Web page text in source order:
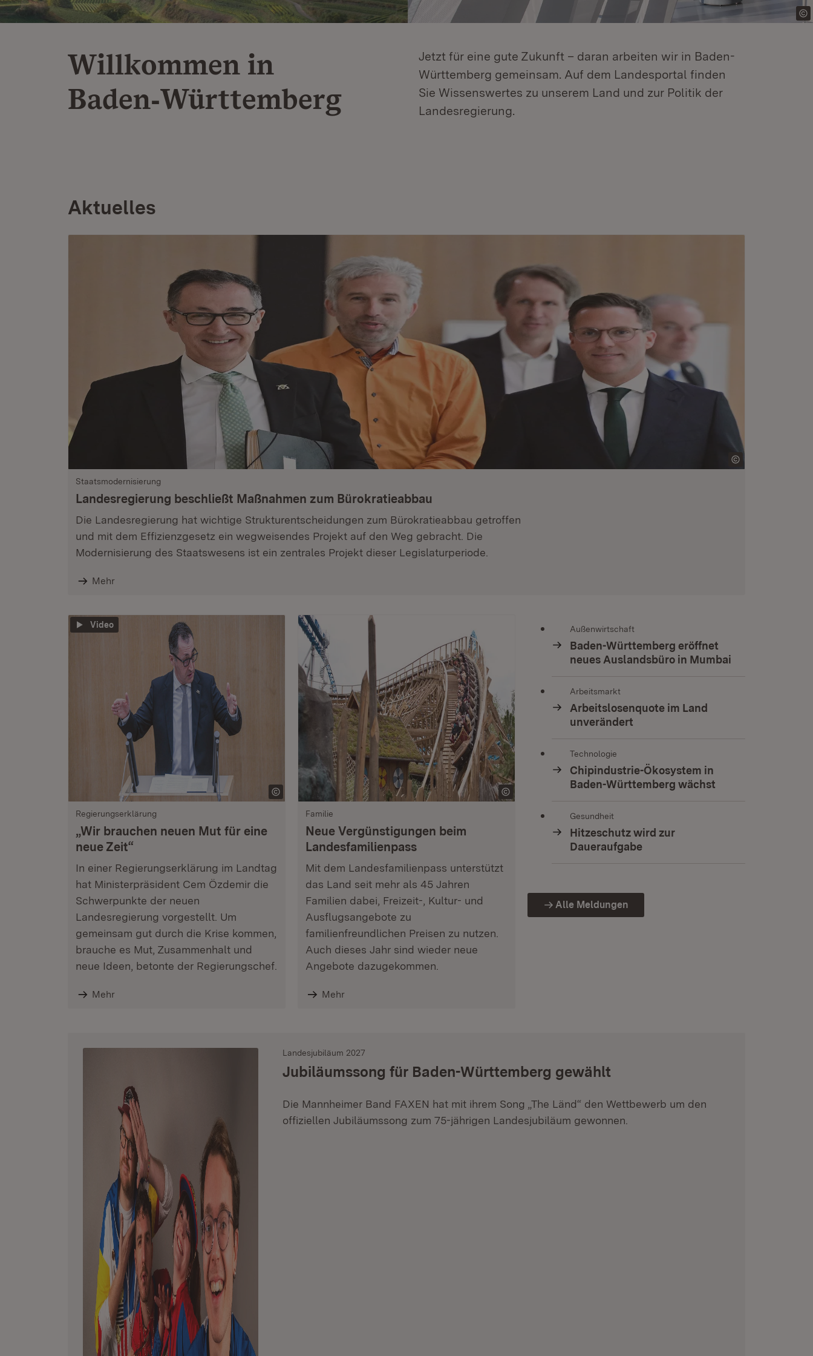
Willkommen in
Baden‑Württemberg
Jetzt für eine gute Zukunft – daran arbeiten wir in Baden-
Württemberg gemeinsam. Auf dem Landesportal finden
Sie Wissenswertes zu unserem Land und zur Politik der
Landesregierung.
Aktuelles
Staatsmodernisierung
Landesregierung beschließt Maßnahmen zum Bürokratieabbau
Die Landesregierung hat wichtige Strukturentscheidungen zum Bürokratieabbau getroffen
und mit dem Effizienzgesetz ein wegweisendes Projekt auf den Weg gebracht. Die
Modernisierung des Staatswesens ist ein zentrales Projekt dieser Legislaturperiode.
Mehr
Video
Regierungserklärung
„Wir brauchen neuen Mut für eine
neue Zeit“
In einer Regierungserklärung im Landtag
hat Ministerpräsident Cem Özdemir die
Schwerpunkte der neuen
Landesregierung vorgestellt. Um
gemeinsam gut durch die Krise kommen,
brauche es Mut, Zusammenhalt und
neue Ideen, betonte der Regierungschef.
Mehr
Familie
Neue Vergünstigungen beim
Landesfamilienpass
Mit dem Landesfamilienpass unterstützt
das Land seit mehr als 45 Jahren
Familien dabei, Freizeit-, Kultur- und
Ausflugsangebote zu
familienfreundlichen Preisen zu nutzen.
Auch dieses Jahr sind wieder neue
Angebote dazugekommen.
Mehr
Außenwirtschaft
Baden-Württemberg eröffnet
neues Auslandsbüro in Mumbai
Arbeitsmarkt
Arbeitslosenquote im Land
unverändert
Technologie
Chipindustrie-Ökosystem in
Baden-Württemberg wächst
Gesundheit
Hitzeschutz wird zur
Daueraufgabe
Alle Meldungen
Landesjubiläum 2027
Jubiläumssong für Baden-Württemberg gewählt
Die Mannheimer Band FAXEN hat mit ihrem Song „The Länd“ den Wettbewerb um den
offiziellen Jubiläumssong zum 75-jährigen Landesjubiläum gewonnen.